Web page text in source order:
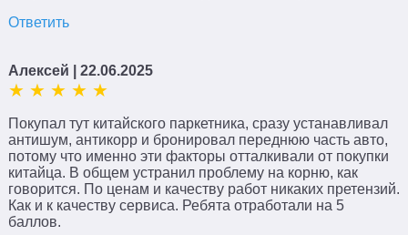
Ответить
Алексей | 22.06.2025
Покупал тут китайского паркетника, сразу устанавливал
антишум, антикорр и бронировал переднюю часть авто,
потому что именно эти факторы отталкивали от покупки
китайца. В общем устранил проблему на корню, как
говорится. По ценам и качеству работ никаких претензий.
Как и к качеству сервиса. Ребята отработали на 5
баллов.